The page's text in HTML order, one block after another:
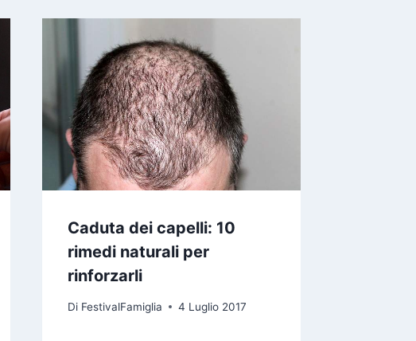
Caduta dei capelli: 10
rimedi naturali per
rinforzarli
Di FestivalFamiglia 4 Luglio 2017